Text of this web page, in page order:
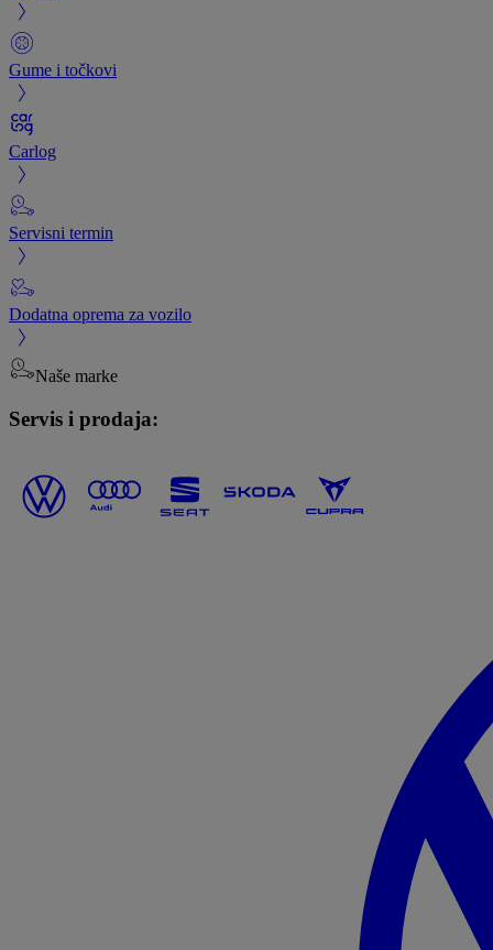
Gume i točkovi
Carlog
Servisni termin
Dodatna oprema za vozilo
Naše marke
Servis i prodaja: